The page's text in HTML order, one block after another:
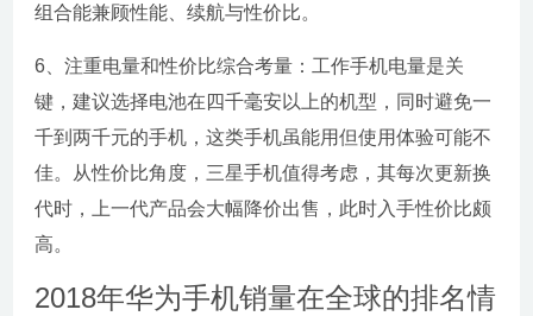
组合能兼顾性能、续航与性价比。
6、注重电量和性价比综合考量：工作手机电量是关
键，建议选择电池在四千毫安以上的机型，同时避免一
千到两千元的手机，这类手机虽能用但使用体验可能不
佳。从性价比角度，三星手机值得考虑，其每次更新换
代时，上一代产品会大幅降价出售，此时入手性价比颇
高。
2018年华为手机销量在全球的排名情